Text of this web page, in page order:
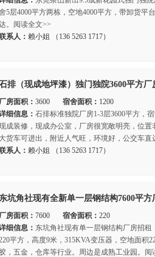
5层4000平方两栋，空地4000平方，带卸货平
。阅读全文>>
系人： 赖小姐 （136 5263 1717）
排（现成地坪漆）独门独院3600平方厂
房面积： 3600 宿舍面积： 1200
细信息： 石排标准独院厂房1-3层3600平方，
成装修，现成办公室，厂房很宽敞明亮，位置
大货车可进出，附近人气旺，环境好，公交车直
系人： 赖小姐 （136 5263 1717）
坑角社现有全新单一层钢结构7600平方
房面积： 7600 宿舍面积： 220
细信息： 东坑角社现有单一层钢结构厂房招
平方，高度9米，315KVA变压器，空地面积
胶，五金，仓库等行业。周边是成熟工业园。阅